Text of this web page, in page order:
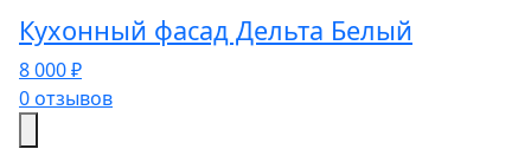
Кухонный фасад Дельта Белый
8 000 ₽
0 отзывов